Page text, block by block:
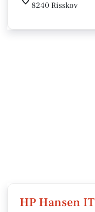
8240 Risskov
HP Hansen IT